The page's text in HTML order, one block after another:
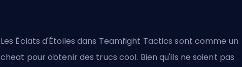
Les Éclats d'Étoiles dans Teamfight Tactics sont comme un
cheat pour obtenir des trucs cool. Bien qu'ils ne soient pas